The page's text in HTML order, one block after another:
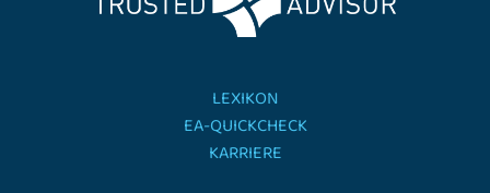
LEXIKON
EA-QUICKCHECK
KARRIERE